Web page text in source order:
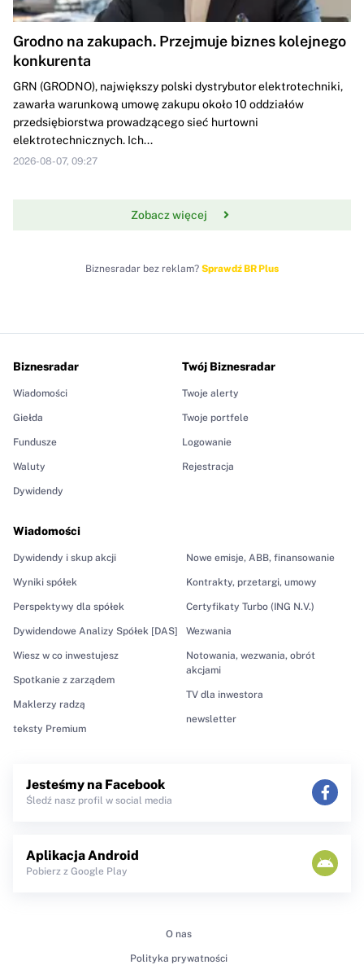
Grodno na zakupach. Przejmuje biznes kolejnego
konkurenta
GRN (GRODNO), największy polski dystrybutor elektrotechniki,
zawarła warunkową umowę zakupu około 10 oddziałów
przedsiębiorstwa prowadzącego sieć hurtowni
elektrotechnicznych. Ich...
2026-08-07, 09:27
Zobacz więcej
Biznesradar bez reklam? Sprawdź BR Plus
Biznesradar
Wiadomości
Giełda
Fundusze
Waluty
Dywidendy
Wiadomości
Dywidendy i skup akcji
Wyniki spółek
Perspektywy dla spółek
Dywidendowe Analizy Spółek [DAS]
Wiesz w co inwestujesz
Spotkanie z zarządem
Maklerzy radzą
teksty Premium
Nowe emisje, ABB, finansowanie
Kontrakty, przetargi, umowy
Certyfikaty Turbo (ING N.V.)
Wezwania
Notowania, wezwania, obrót
akcjami
TV dla inwestora
newsletter
Twój Biznesradar
Twoje alerty
Twoje portfele
Logowanie
Rejestracja
Jesteśmy na Facebook
Śledź nasz profil w social media
Aplikacja Android
Pobierz z Google Play
O nas
Polityka prywatności